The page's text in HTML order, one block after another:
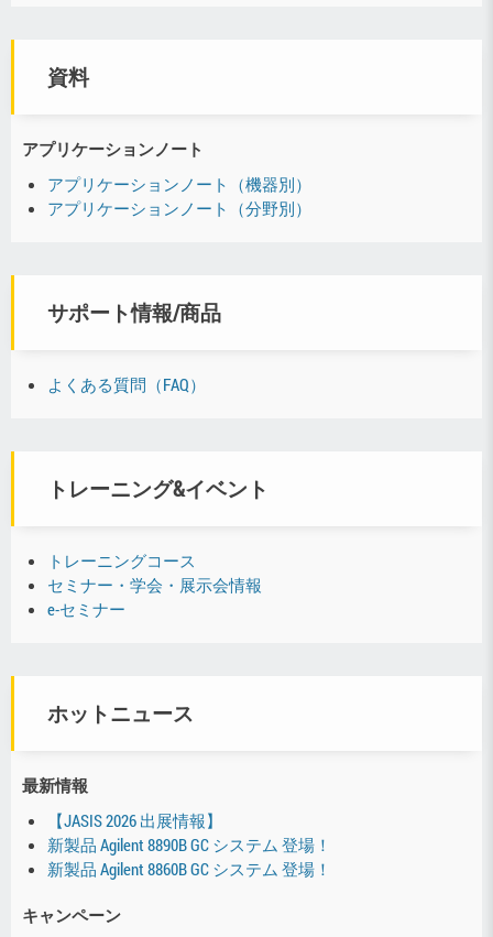
資料
アプリケーションノート
アプリケーションノート（機器別）
アプリケーションノート（分野別）
サポート情報/商品
よくある質問（FAQ）
トレーニング&イベント
トレーニングコース
セミナー・学会・展示会情報
e-セミナー
ホットニュース
最新情報
【JASIS 2026 出展情報】
新製品 Agilent 8890B GC システム 登場！
新製品 Agilent 8860B GC システム 登場！
キャンペーン